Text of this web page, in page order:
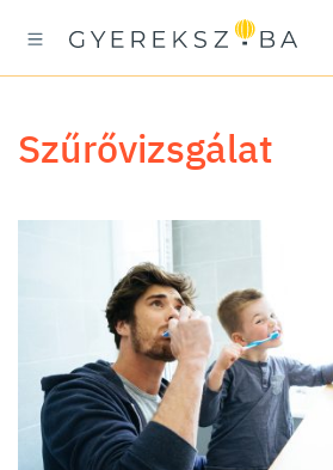
szűrővizsgálat